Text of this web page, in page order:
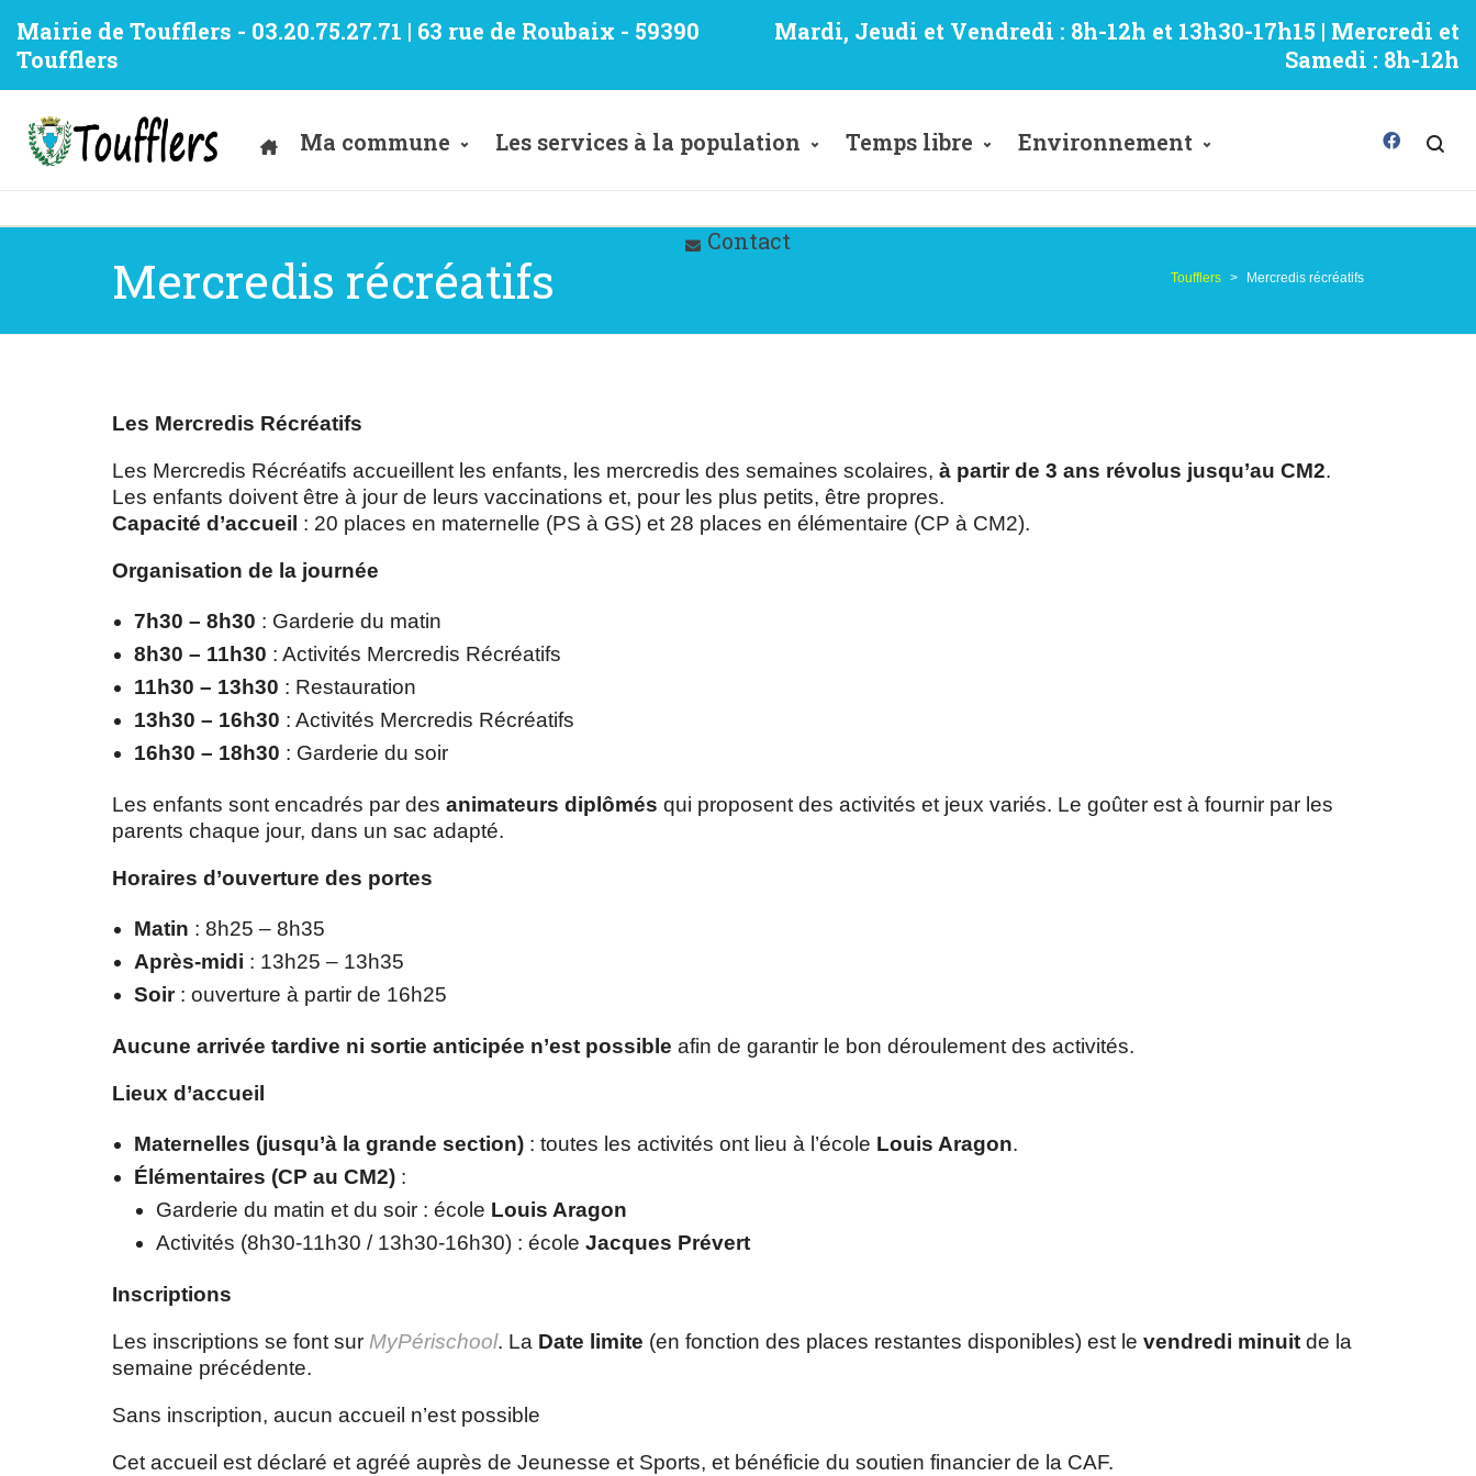
Mairie de Toufflers - 03.20.75.27.71 | 63 rue de Roubaix - 59390
Toufflers
Mardi, Jeudi et Vendredi : 8h-12h et 13h30-17h15 | Mercredi et
Samedi : 8h-12h
Ma commune Les services à la population Temps libre Environnement
Contact
Mercredis récréatifs Toufflers > Mercredis récréatifs
Les Mercredis Récréatifs
Les Mercredis Récréatifs accueillent les enfants, les mercredis des semaines scolaires, à partir de 3 ans révolus jusqu’au CM2.
Les enfants doivent être à jour de leurs vaccinations et, pour les plus petits, être propres.
Capacité d’accueil : 20 places en maternelle (PS à GS) et 28 places en élémentaire (CP à CM2).
Organisation de la journée
7h30 – 8h30 : Garderie du matin
8h30 – 11h30 : Activités Mercredis Récréatifs
11h30 – 13h30 : Restauration
13h30 – 16h30 : Activités Mercredis Récréatifs
16h30 – 18h30 : Garderie du soir
Les enfants sont encadrés par des animateurs diplômés qui proposent des activités et jeux variés. Le goûter est à fournir par les
parents chaque jour, dans un sac adapté.
Horaires d’ouverture des portes
Matin : 8h25 – 8h35
Après-midi : 13h25 – 13h35
Soir: ouverture à partir de 16h25
Aucune arrivée tardive ni sortie anticipée n’est possible afin de garantir le bon déroulement des activités.
Lieux d’accueil
Maternelles (jusqu’à la grande section) : toutes les activités ont lieu à l’école Louis Aragon.
Élémentaires (CP au CM2) :
Garderie du matin et du soir : école Louis Aragon
Activités (8h30-11h30 / 13h30-16h30) : école Jacques Prévert
Inscriptions
Les inscriptions se font sur MyPérischool. La Date limite (en fonction des places restantes disponibles) est le vendredi minuit de la
semaine précédente.
Sans inscription, aucun accueil n’est possible
Cet accueil est déclaré et agréé auprès de Jeunesse et Sports, et bénéficie du soutien financier de la CAF.